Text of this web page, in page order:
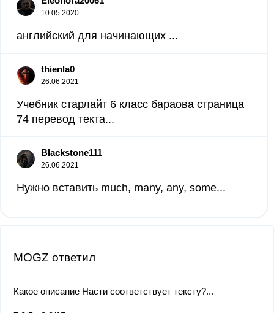
10.05.2020
английский для начинающих ​...
thienla0
26.06.2021
Учебник старлайт 6 класс бараова страница
74 перевод текта...
Blackstone111
26.06.2021
Нужно вставить much, many, any, some...
MOGZ ответил
Какое описание Насти соответствует тексту?​...